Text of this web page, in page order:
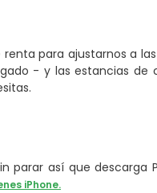
para ajustarnos a
- y las estancias
parar así que
iPhone.